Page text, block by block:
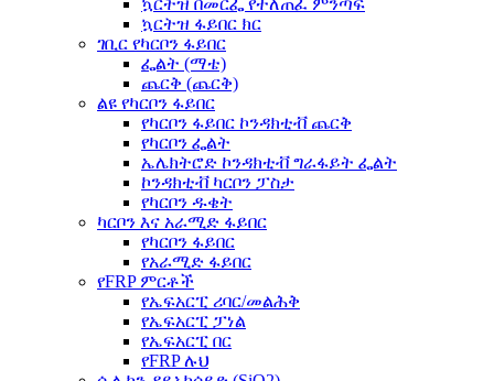
ኳርትዝ በመርፌ የተለጠፈ ምንጣፍ
ኳርትዝ ፋይበር ክር
ገቢር የካርቦን ፋይበር
ፌልት (ማቴ)
ጨርቅ (ጨርቅ)
ልዩ የካርቦን ፋይበር
የካርቦን ፋይበር ኮንዳክቲቭ ጨርቅ
የካርቦን ፌልት
ኤሌክትሮድ ኮንዳክቲቭ ግራፋይት ፌልት
ኮንዳክቲቭ ካርቦን ፓስታ
የካርቦን ዱቄት
ካርቦን እና አራሚድ ፋይበር
የካርቦን ፋይበር
የአራሚድ ፋይበር
የFRP ምርቶች
የኤፍአርፒ ሪባር/መልሕቅ
የኤፍአርፒ ፓነል
የኤፍአርፒ በር
የFRP ሉህ